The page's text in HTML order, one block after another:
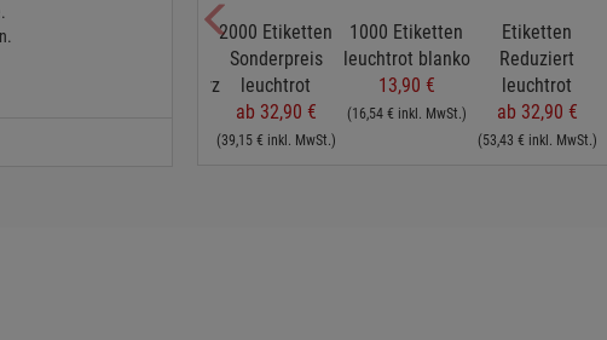
500
leuchtrot/schwarz
2000 Etiketten
Sonderpreis
leuchtrot
ab 32,90 €
(39,15 € inkl. MwSt.)
1000 Etiketten
leuchtrot blanko
13,90 €
(16,54 € inkl. MwSt.)
Etiketten
Reduziert
leuchtrot
ab 32,90 €
(53,43 € inkl. MwSt.)